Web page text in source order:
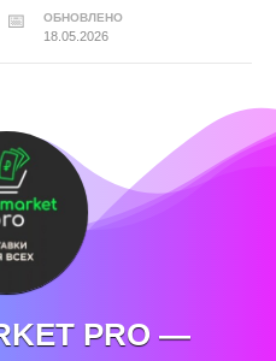
ОБНОВЛЕНО
18.05.2026
PRO —